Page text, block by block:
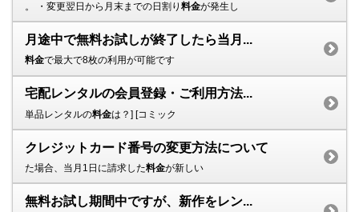
。 ・変更翌日から月末までの日割り 料金が発生し
月途中で無料お試しが終了したら当月...
料金で最大で8枚の利用が可能です
宅配レンタルの会員登録・ご利用方法...
単品レンタルの料金は？] [コミック
クレジットカード番号の変更方法について
た場合、当月1日に請求した料金が新しい
無料お試し期間中ですが、新作をレン...